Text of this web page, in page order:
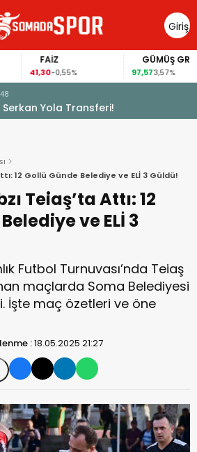
Giriş
Yap
-0,55%
GÜMÜŞ GRAM
3,57%
Somaspor’un Grubunda
12 Gollü Günde Belediye ve ELİ 3 Güldü!
Teiaş’ta Attı: 12
ve ELİ 3
Futbol Turnuvası’nda Teiaş
maçlarda Soma Belediyesi
İşte maç özetleri ve öne
:18.05.2025 21:27